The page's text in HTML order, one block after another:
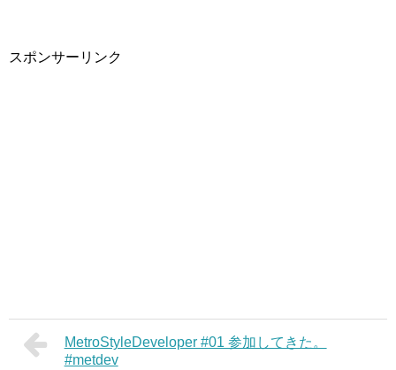
スポンサーリンク
MetroStyleDeveloper #01 参加してきた。
#metdev